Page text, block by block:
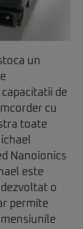
un
de
cu
toate
Nanoionics
este
o
permite